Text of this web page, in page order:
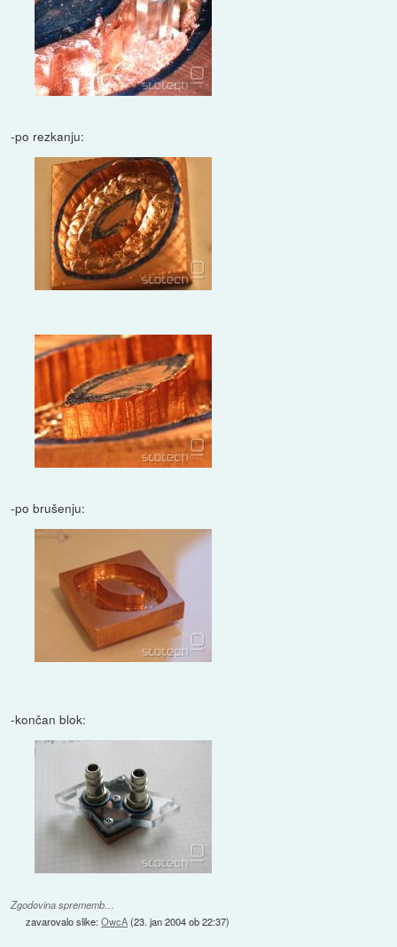
-po rezkanju:
-po brušenju:
-končan blok:
Zgodovina sprememb…
zavarovalo slike:OwcA(23. jan 2004 ob 22:37)